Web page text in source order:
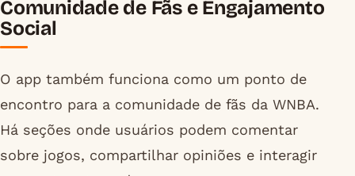
Comunidade de Fãs e Engajamento
Social
O app também funciona como um ponto de
encontro para a comunidade de fãs da WNBA.
Há seções onde usuários podem comentar
sobre jogos, compartilhar opiniões e interagir